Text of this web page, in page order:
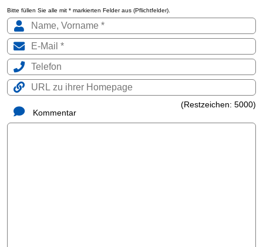
Bitte füllen Sie alle mit * markierten Felder aus (Pflichtfelder).
Kommentar
(Restzeichen: 5000)